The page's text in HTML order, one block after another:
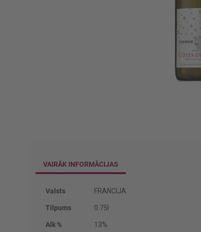
VAIRĀK INFORMĀCIJAS
Vairāk
Valsts FRANCIJA
Tilpums 0.75l
Alk % 13%